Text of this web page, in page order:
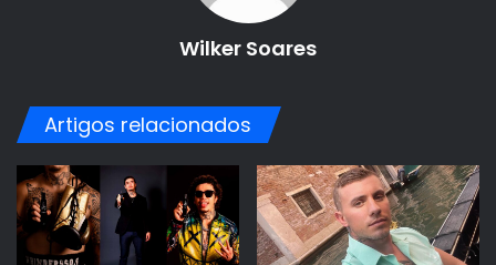
Wilker Soares
Artigos relacionados